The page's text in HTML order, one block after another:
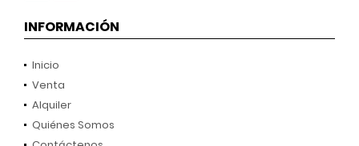
INFORMACIÓN
Inicio
Venta
Alquiler
Quiénes Somos